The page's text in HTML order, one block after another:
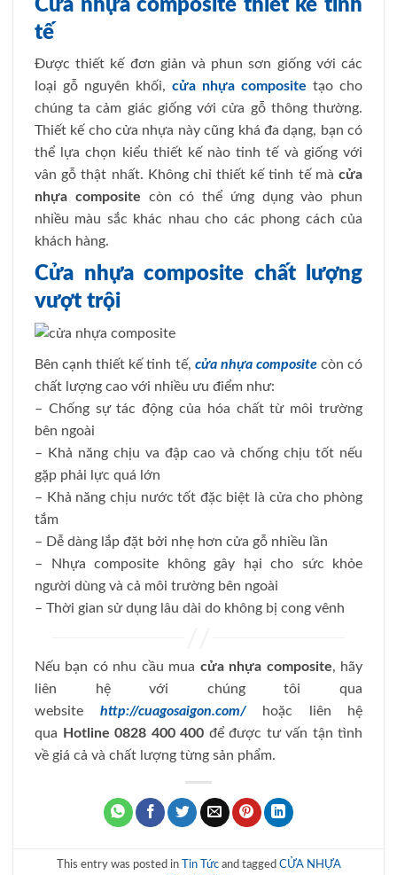
Cửa nhựa composite thiết kế tinh
tế
Được thiết kế đơn giản và phun sơn giống với các
loại gỗ nguyên khối, cửa nhựa composite tạo cho
chúng ta cảm giác giống với cửa gỗ thông thường.
Thiết kế cho cửa nhựa này cũng khá đa dạng, bạn có
thể lựa chọn kiểu thiết kế nào tinh tế và giống với
vân gỗ thật nhất. Không chỉ thiết kế tinh tế mà cửa
nhựa composite còn có thể ứng dụng vào phun
nhiều màu sắc khác nhau cho các phong cách của
khách hàng.
Cửa nhựa composite chất lượng
vượt trội
Bên cạnh thiết kế tinh tế, cửa nhựa compositecòn có
chất lượng cao với nhiều ưu điểm như:
– Chống sự tác động của hóa chất từ môi trường
bên ngoài
– Khả năng chịu va đập cao và chống chịu tốt nếu
gặp phải lực quá lớn
– Khả năng chịu nước tốt đặc biệt là cửa cho phòng
tắm
– Dễ dàng lắp đặt bởi nhẹ hơn cửa gỗ nhiều lần
– Nhựa composite không gây hại cho sức khỏe
người dùng và cả môi trường bên ngoài
– Thời gian sử dụng lâu dài do không bị cong vênh
Nếu bạn có nhu cầu mua cửa nhựa composite, hãy
liên hệ với chúng tôi qua
website http://cuagosaigon.com/hoặc liên hệ
qua
Hotline 0828 400 400 để được tư vấn tận tình
về giá cả và chất lượng từng sản phẩm.
This entry was posted in Tin Tứcand tagged CỬA NHỰA